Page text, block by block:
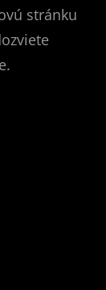
stránku